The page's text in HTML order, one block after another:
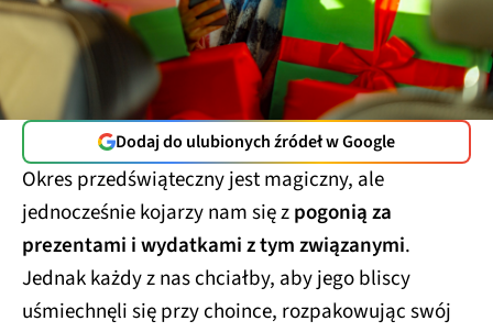
Dodaj do ulubionych źródeł w Google
Okres przedświąteczny jest magiczny, ale
jednocześnie kojarzy nam się zpogonią za
prezentami i wydatkami z tym związanymi.
Jednak każdy z nas chciałby, aby jego bliscy
uśmiechnęli się przy choince, rozpakowując swój